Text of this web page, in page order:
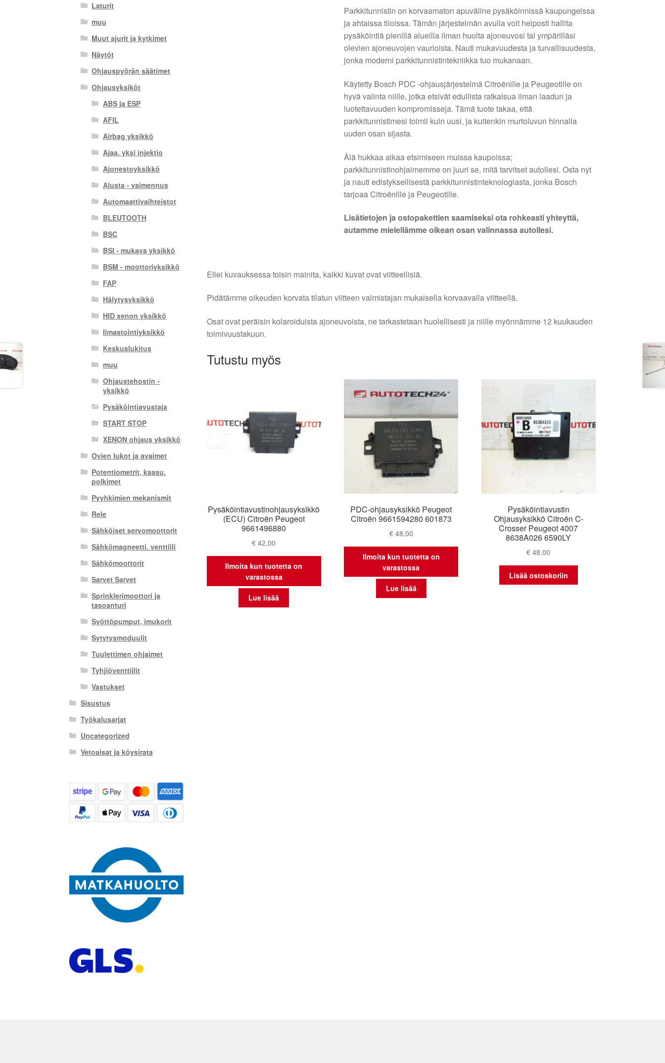
Parkkitunnistin on korvaamaton apuväline pysäköinnissä kaupungeissa
ja ahtaissa tiloissa. Tämän järjestelmän avulla voit helposti hallita
pysäköintiä pienillä alueilla ilman huolta ajoneuvosi tai ympärilläsi
olevien ajoneuvojen vaurioista. Nauti mukavuudesta ja turvallisuudesta,
jonka moderni parkkitunnistintekniikka tuo mukanaan.
Käytetty Bosch PDC -ohjausjärjestelmä Citroënille ja Peugeotille on
hyvä valinta niille, jotka etsivät edullista ratkaisua ilman laadun ja
luotettavuuden kompromisseja. Tämä tuote takaa, että
parkkitunnistimesi toimii kuin uusi, ja kuitenkin murtoluvun hinnalla
uuden osan sijasta.
Älä hukkaa aikaa etsimiseen muissa kaupoissa;
parkkitunnistinohjaimemme on juuri se, mitä tarvitset autollesi. Osta nyt
ja nauti edistyksellisestä parkkitunnistinteknologiasta, jonka Bosch
tarjoaa Citroënille ja Peugeotille.
Lisätietojen ja ostopakettien saamiseksi ota rohkeasti yhteyttä,
autamme mielellämme oikean osan valinnassa autollesi.
Ellei kuvauksessa toisin mainita, kaikki kuvat ovat viitteellisiä.
Pidätämme oikeuden korvata tilatun viitteen valmistajan mukaisella korvaavalla viitteellä.
Osat ovat peräisin kolaroiduista ajoneuvoista, ne tarkastetaan huolellisesti ja niille myönnämme 12 kuukauden
toimivuustakuun.
Tutustu myös
Pysäköintiavustinohjausyksikkö
(ECU) Citroën Peugeot
9661496880
€ 42,00
Ilmoita kun tuotetta on
varastossa
Lue lisää
PDC-ohjausyksikkö Peugeot
Citroën 9661594280 601873
€48,00
Ilmoita kun tuotetta on
varastossa
Lue lisää
Pysäköintiavustin
Ohjausyksikkö Citroën C-
Crosser Peugeot 4007
8638A026 6590LY
€ 48,00
Lisää ostoskoriin
Laturit
muu
Muut ajurit ja kytkimet
Näytöt
Ohjauspyörän säätimet
Ohjausyksiköt
ABS ja ESP
AFIL
Airbag yksikkö
Ajaa. yksi injektio
Ajonestoyksikkö
Alusta - vaimennus
Automaattivaihteistot
BLEUTOOTH
BSC
BSI - mukava yksikkö
BSM - moottoriyksikkö
FAP
Hälytysyksikkö
HID xenon yksikkö
Ilmastointiyksikkö
Keskuslukitus
muu
Ohjaustehostin -
yksikkö
Pysäköintiavustaja
START STOP
XENON ohjaus yksikkö
Ovien lukot ja avaimet
Potentiometrit, kaasu.
polkimet
Pyyhkimien mekanismit
Rele
Sähköiset servomoottorit
Sähkömagneetti. venttiili
Sähkömoottorit
Sarvet Sarvet
Sprinklerimoottori ja
tasoanturi
Syöttöpumput, imukorit
Sytytysmoduulit
Tuulettimen ohjaimet
Tyhjiöventtiilit
Vastukset
Sisustus
Työkalusarjat
Uncategorized
Vetoaisat ja köysirata